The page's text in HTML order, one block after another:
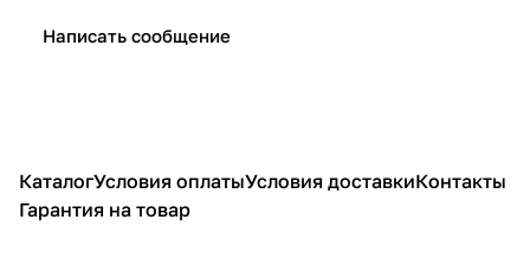
Написать сообщение
КаталогУсловия оплатыУсловия доставкиКонтакты
Гарантия на товар